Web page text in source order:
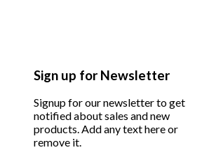
Sign up for Newsletter
Signup for our newsletter to get
notified about sales and new
products. Add any text here or
remove it.